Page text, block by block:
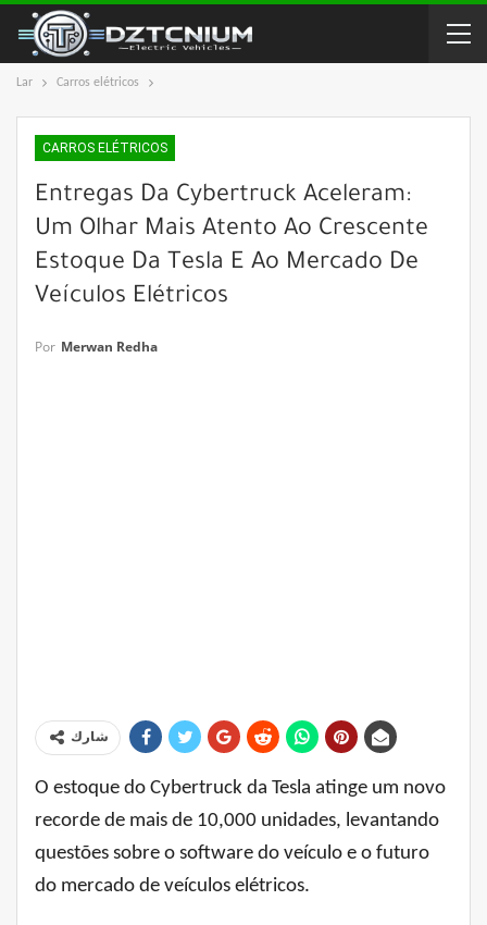
Lar Carros elétricos
CARROS ELÉTRICOS
Entregas Da Cybertruck Aceleram:
Um Olhar Mais Atento Ao Crescente
Estoque Da Tesla E Ao Mercado De
Veículos Elétricos
Por Merwan Redha
شارك
O estoque do Cybertruck da Tesla atinge um novo
recorde de mais de 10,000 unidades, levantando
questões sobre o software do veículo e o futuro
do mercado de veículos elétricos.